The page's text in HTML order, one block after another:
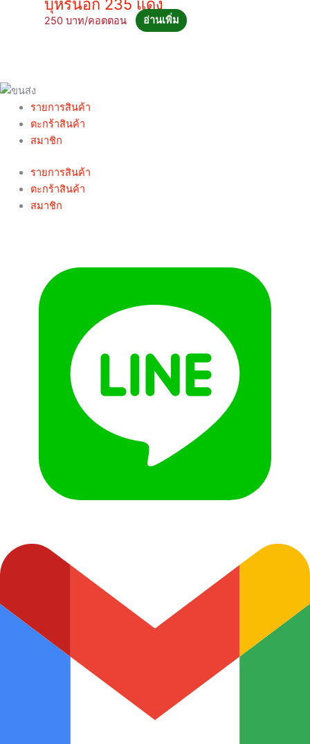
บุหรี่นอก 235 แดง
250 อ่านเพิ่ม
รายการสินค้า
ตะกร้าสินค้า
สมาชิก
รายการสินค้า
ตะกร้าสินค้า
สมาชิก